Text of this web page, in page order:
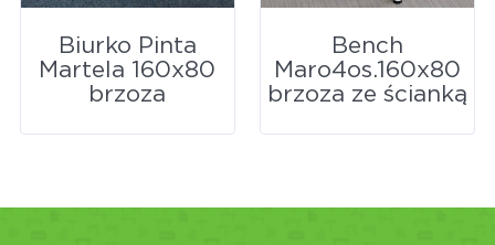
Biurko Pinta
Martela 160x80
brzoza
Bench
Maro4os.160x80
brzoza ze ścianką